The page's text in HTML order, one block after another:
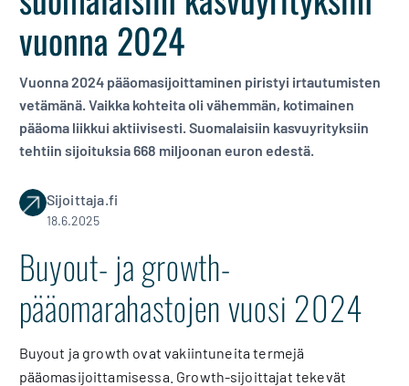
vuonna 2024
Vuonna 2024 pääomasijoittaminen piristyi irtautumisten
vetämänä. Vaikka kohteita oli vähemmän, kotimainen
pääoma liikkui aktiivisesti. Suomalaisiin kasvuyrityksiin
tehtiin sijoituksia 668 miljoonan euron edestä.
Sijoittaja.fi
18.6.2025
Buyout- ja growth-
pääomarahastojen vuosi 2024
Buyout ja growth ovat vakiintuneita termejä
pääomasijoittamisessa. Growth-sijoittajat tekevät